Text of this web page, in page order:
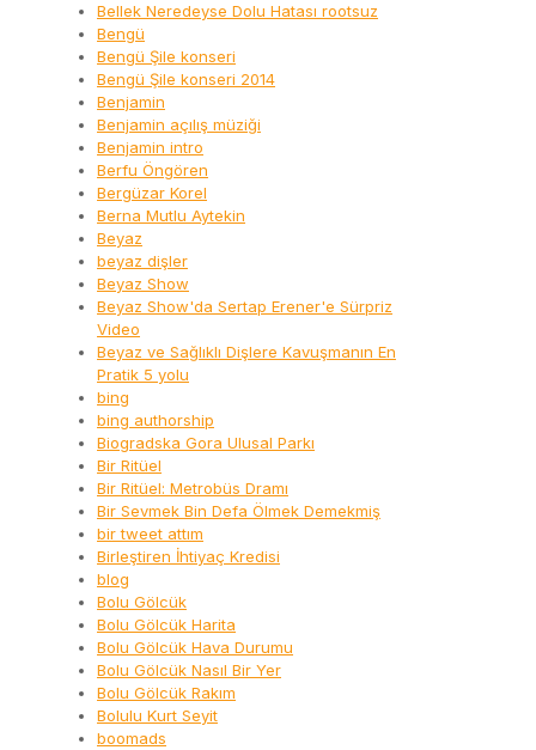
Bellek Neredeyse Dolu Hatası rootsuz
Bengü
Bengü Şile konseri
Bengü Şile konseri 2014
Benjamin
Benjamin açılış müziği
Benjamin intro
Berfu Öngören
Bergüzar Korel
Berna Mutlu Aytekin
Beyaz
beyaz dişler
Beyaz Show
Beyaz Show'da Sertap Erener'e Sürpriz
Video
Beyaz ve Sağlıklı Dişlere Kavuşmanın En
Pratik 5 yolu
bing
bing authorship
Biogradska Gora Ulusal Parkı
Bir Ritüel
Bir Ritüel: Metrobüs Dramı
Bir Sevmek Bin Defa Ölmek Demekmiş
bir tweet attım
Birleştiren İhtiyaç Kredisi
blog
Bolu Gölcük
Bolu Gölcük Harita
Bolu Gölcük Hava Durumu
Bolu Gölcük Nasıl Bir Yer
Bolu Gölcük Rakım
Bolulu Kurt Seyit
boomads